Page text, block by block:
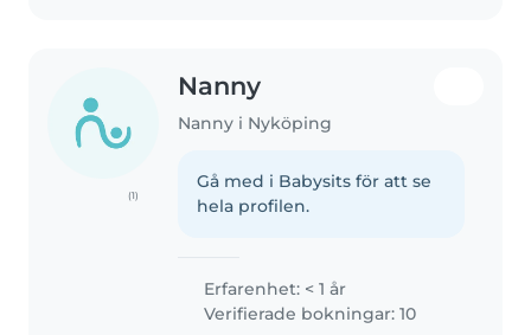
(1)
Nanny
Nanny i Nyköping
Gå med i Babysits för att se
hela profilen.
Erfarenhet: < 1 år
Verifierade bokningar: 10